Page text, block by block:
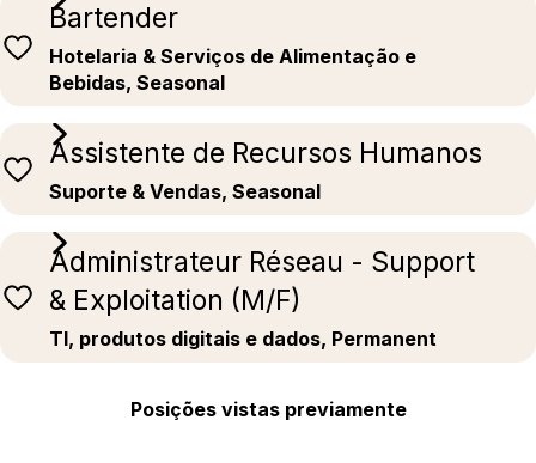
Bartender
Hotelaria & Serviços de Alimentação e
Bebidas, Seasonal
Assistente de Recursos Humanos
Suporte & Vendas, Seasonal
Administrateur Réseau - Support
& Exploitation (M/F)
TI, produtos digitais e dados, Permanent
Posições vistas previamente